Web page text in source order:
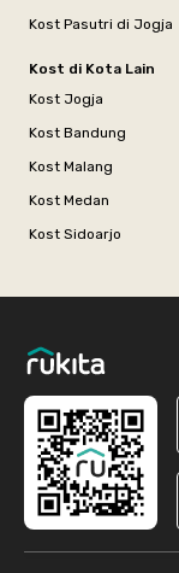
Kost Pasutri di Jogja
Kost di Kota Lain
Kost Jogja
Kost Bandung
Kost Malang
Kost Medan
Kost Sidoarjo